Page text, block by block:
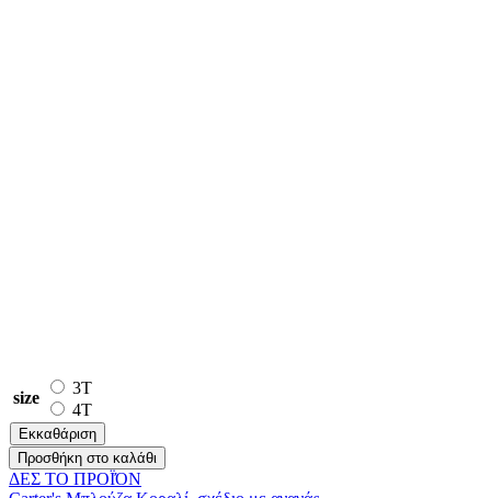
size
3T
4T
Εκκαθάριση
Προσθήκη στο καλάθι
ΔΕΣ ΤO ΠΡΟΪΌΝ